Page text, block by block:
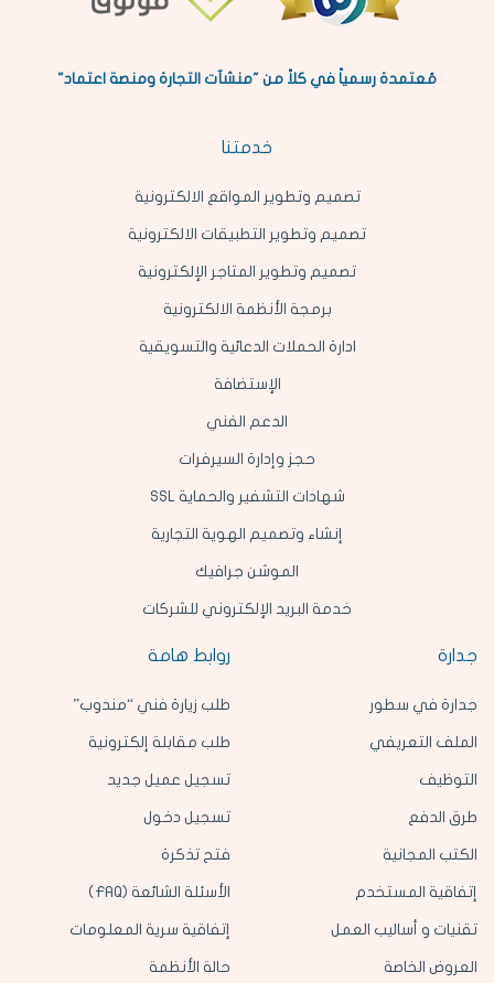
مُعتمدة رسمياً في كلاً من "منشآت التجارة ومنصة اعتماد"
جدارة
جدارة في سطور
الملف التعريفي
التوظيف
طرق الدفع
الكتب المجانية
إتفاقية المستخدم
تقنيات و أساليب العمل
العروض الخاصة
خدمتنا
تصميم وتطوير المواقع الالكترونية
تصميم وتطوير التطبيقات الالكترونية
تصميم وتطوير المتاجر الإلكترونية
برمجة الأنظمة الالكترونية
ادارة الحملات الدعائية والتسويقية
الإستضافة
الدعم الفني
حجز وإدارة السيرفرات
شهادات التشفير والحماية SSL
إنشاء وتصميم الهوية التجارية
الموشن جرافيك
خدمة البريد الإلكتروني للشركات
روابط هامة
طلب زيارة فني “مندوب”
طلب مقابلة إلكترونية
تسجيل عميل جديد
تسجيل دخول
فتح تذكرة
الأسئلة الشائعة (FAQ)
إتفاقية سرية المعلومات
حالة الأنظمة